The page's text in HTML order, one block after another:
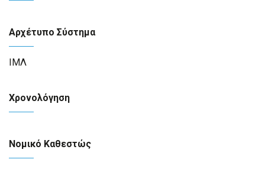
Αρχέτυπο Σύστημα
ΙΜΛ
Χρονολόγηση
Νομικό Καθεστώς